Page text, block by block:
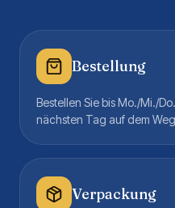
Bestellung
Bestellen Sie bis Mo./Mi./
nächsten Tag auf dem
Verpackung